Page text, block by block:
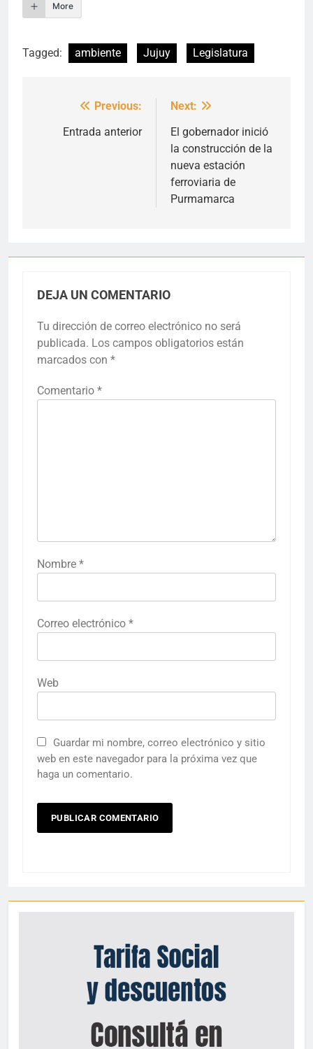
More
Tagged: ambiente Jujuy Legislatura
Navegación
Previous:
Entrada anterior
Next:
El gobernador inició
la construcción de la
nueva estación
ferroviaria de
Purmamarca
DEJA UN COMENTARIO
Tu dirección de correo electrónico no será
publicada. Los campos obligatorios están
marcados con *
Comentario *
Nombre *
Correo electrónico *
Web
Guardar mi nombre, correo electrónico y sitio
web en este navegador para la próxima vez que
haga un comentario.